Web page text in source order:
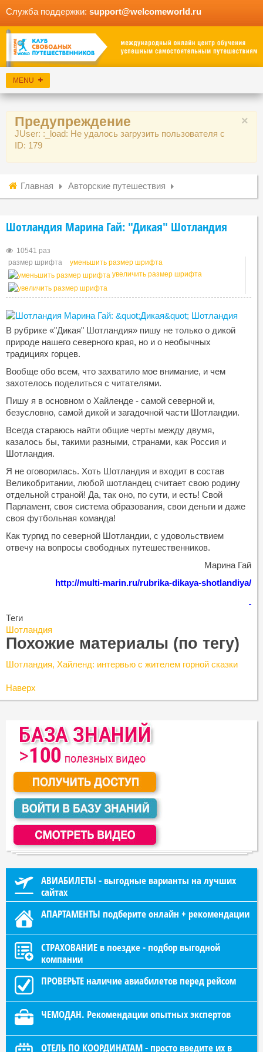
Служба поддержки: support@welcomeworld.ru
×
Предупреждение
JUser: :_load: Не удалось загрузить пользователя с
ID: 179
Главная Авторские путешествия
Шотландия Марина Гай: "Дикая" Шотландия
10541 раз
размер шрифта
уменьшить размер шрифта
увеличить размер шрифта
В рубрике «"Дикая" Шотландия» пишу не только о дикой
природе нашего северного края, но и о необычных
традициях горцев.
Вообще обо всем, что захватило мое внимание, и чем
захотелось поделиться с читателями.
Пишу я в основном о Хайленде - самой северной и,
безусловно, самой дикой и загадочной части Шотландии.
Всегда стараюсь найти общие черты между двумя,
казалось бы, такими разными, странами, как Россия и
Шотландия.
Я не оговорилась. Хоть Шотландия и входит в состав
Великобритании, любой шотландец считает свою родину
отдельной страной! Да, так оно, по сути, и есть! Свой
Парламент, своя система образования, свои деньги и даже
своя футбольная команда!
Как тургид по северной Шотландии, с удовольствием
отвечу на вопросы свободных путешественников.
Марина Гай
http://multi-marin.ru/rubrika-dikaya-shotlandiya/
Теги
Шотландия
Похожие материалы (по тегу)
Шотландия, Хайленд: интервью с жителем горной сказки
Наверх
АВИАБИЛЕТЫ - выгодные варианты на лучших
сайтах
АПАРТАМЕНТЫ подберите онлайн + рекомендации
СТРАХОВАНИЕ в поездке - подбор выгодной
компании
ПРОВЕРЬТЕ наличие авиабилетов перед рейсом
ЧЕМОДАН. Рекомендации опытных экспертов
ОТЕЛЬ ПО КООРДИНАТАМ - просто введите их в